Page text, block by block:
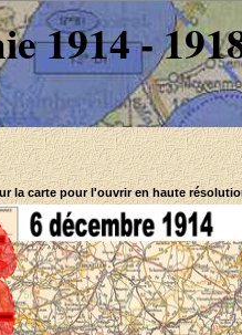
1914 -
la carte pour l'ouvrir en haute